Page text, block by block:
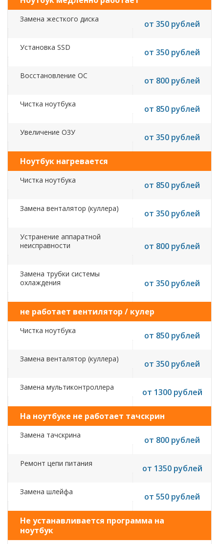
Замена жесткого диска от 350 рублей
Установка SSD от 350 рублей
Восстановление ОС от 800 рублей
Чистка ноутбука от 850 рублей
Увеличение ОЗУ от 350 рублей
Ноутбук нагревается
Чистка ноутбука от 850 рублей
Замена венталятор (куллера) от 350 рублей
Устранение аппаратной
неисправности
от 800 рублей
Замена трубки системы
охлаждения
от 350 рублей
не работает вентилятор / кулер
Чистка ноутбука от 850 рублей
Замена венталятор (куллера) от 350 рублей
Замена мультиконтроллера от 1300 рублей
На ноутбуке не работает тачскрин
Замена тачскрина от 800 рублей
Ремонт цепи питания от 1350 рублей
Замена шлейфа от 550 рублей
Не устанавливается программа на
ноутбук